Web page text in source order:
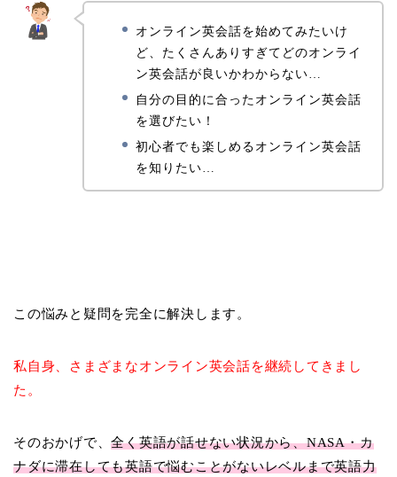
オンライン英会話を始めてみたいけ
ど、たくさんありすぎてどのオンライ
ン英会話が良いかわからない…
自分の目的に合ったオンライン英会話
を選びたい！
初心者でも楽しめるオンライン英会話
を知りたい…
この悩みと疑問を完全に解決します。
私自身、さまざまなオンライン英会話を継続してきまし
た。
そのおかげで、全く英語が話せない状況から、NASA・カ
ナダに滞在しても英語で悩むことがないレベルまで英語力